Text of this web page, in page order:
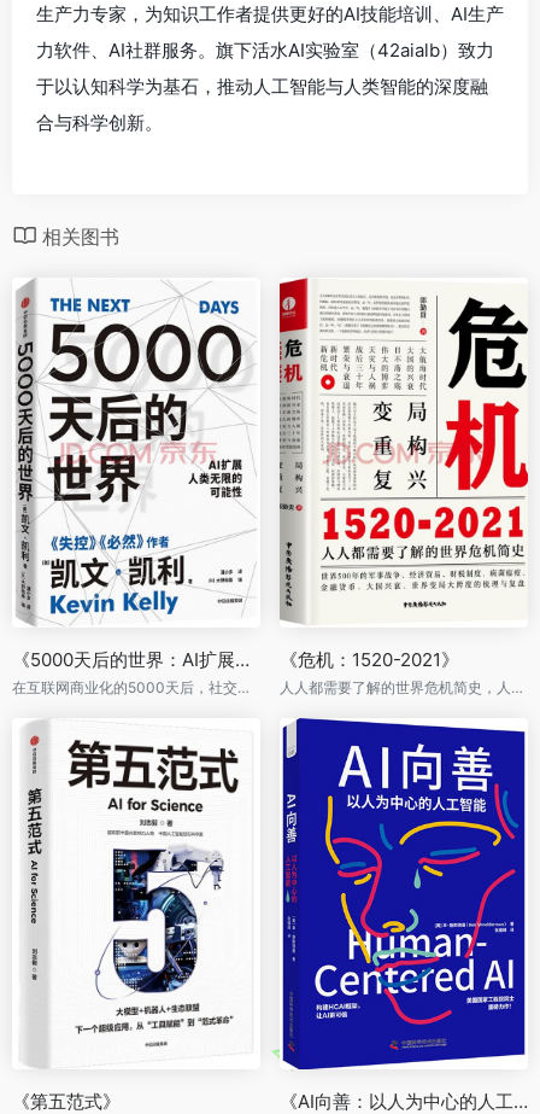
生产力专家，为知识工作者提供更好的AI技能培训、AI生产
力软件、AI社群服务。旗下活水AI实验室（42aialb）致力
于以认知科学为基石，推动人工智能与人类智能的深度融
合与科学创新。
相关图书
《5000天后的世界：AI扩展人类无限的可能性》
在互联网商业化的5000天后，社交媒体（SNS）开始蓬勃兴起。现在SNS兴起后又过了近5000天了。 接下来的5000天，将会发生什么事？
《危机：1520-2021》
人人都需要了解的世界危机简史，人工智能技术科普书籍
《第五范式》 《AI向善：以人为中心的人工智能》